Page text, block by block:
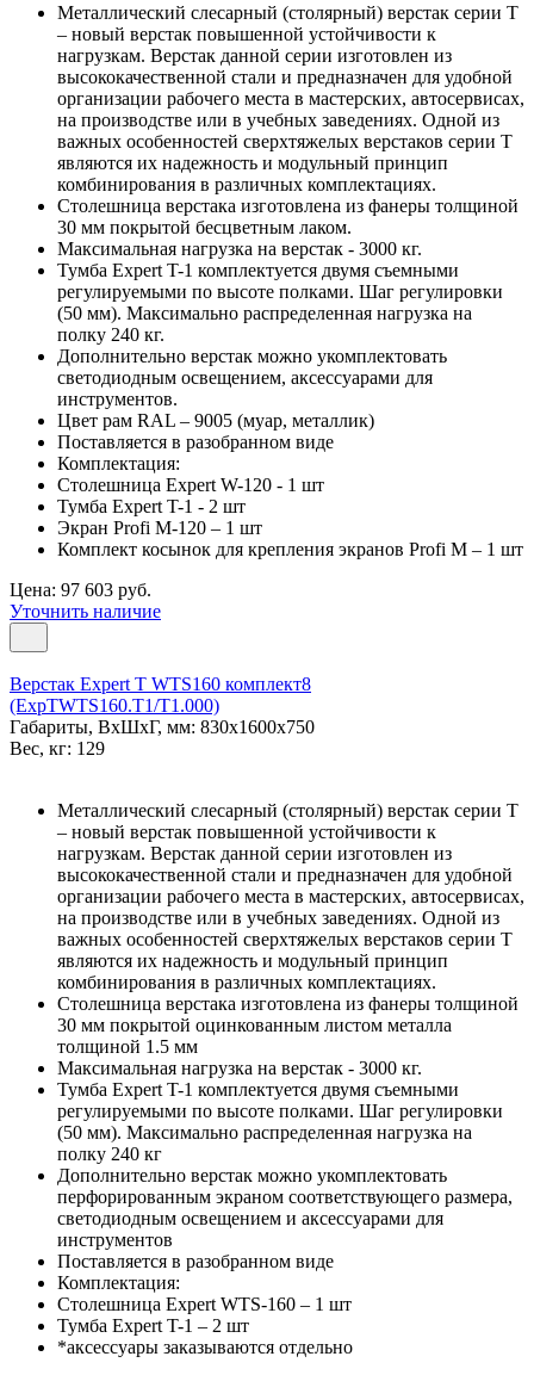
Металлический слесарный (столярный) верстак серии T
– новый верстак повышенной устойчивости к
нагрузкам. Верстак данной серии изготовлен из
высококачественной стали и предназначен для удобной
организации рабочего места в мастерских, автосервисах,
на производстве или в учебных заведениях. Одной из
важных особенностей сверхтяжелых верстаков серии T
являются их надежность и модульный принцип
комбинирования в различных комплектациях.
Столешница верстака изготовлена из фанеры толщиной
30 мм покрытой бесцветным лаком.
Максимальная нагрузка на верстак - 3000 кг.
Тумба Expert T-1 комплектуется двумя съемными
регулируемыми по высоте полками. Шаг регулировки
(50 мм). Максимально распределенная нагрузка на
полку 240 кг.
Дополнительно верстак можно укомплектовать
светодиодным освещением, аксессуарами для
инструментов.
Цвет рам RAL – 9005 (муар, металлик)
Поставляется в разобранном виде
Комплектация:
Столешница Expert W-120 - 1 шт
Тумба Expert T-1 - 2 шт
Экран Profi M-120 – 1 шт
Комплект косынок для крепления экранов Profi M – 1 шт
Цена: 97 603 руб.
Уточнить наличие
Верстак Expert T WTS160 комплект8
(ExpTWTS160.T1/T1.000)
Габариты, ВxШxГ, мм: 830x1600x750
Вес, кг: 129
Металлический слесарный (столярный) верстак серии T
– новый верстак повышенной устойчивости к
нагрузкам. Верстак данной серии изготовлен из
высококачественной стали и предназначен для удобной
организации рабочего места в мастерских, автосервисах,
на производстве или в учебных заведениях. Одной из
важных особенностей сверхтяжелых верстаков серии T
являются их надежность и модульный принцип
комбинирования в различных комплектациях.
Столешница верстака изготовлена из фанеры толщиной
30 мм покрытой оцинкованным листом металла
толщиной 1.5 мм
Максимальная нагрузка на верстак - 3000 кг.
Тумба Expert T-1 комплектуется двумя съемными
регулируемыми по высоте полками. Шаг регулировки
(50 мм). Максимально распределенная нагрузка на
полку 240 кг
Дополнительно верстак можно укомплектовать
перфорированным экраном соответствующего размера,
светодиодным освещением и аксессуарами для
инструментов
Поставляется в разобранном виде
Комплектация:
Столешница Expert WTS-160 – 1 шт
Тумба Expert T-1 – 2 шт
*аксессуары заказываются отдельно